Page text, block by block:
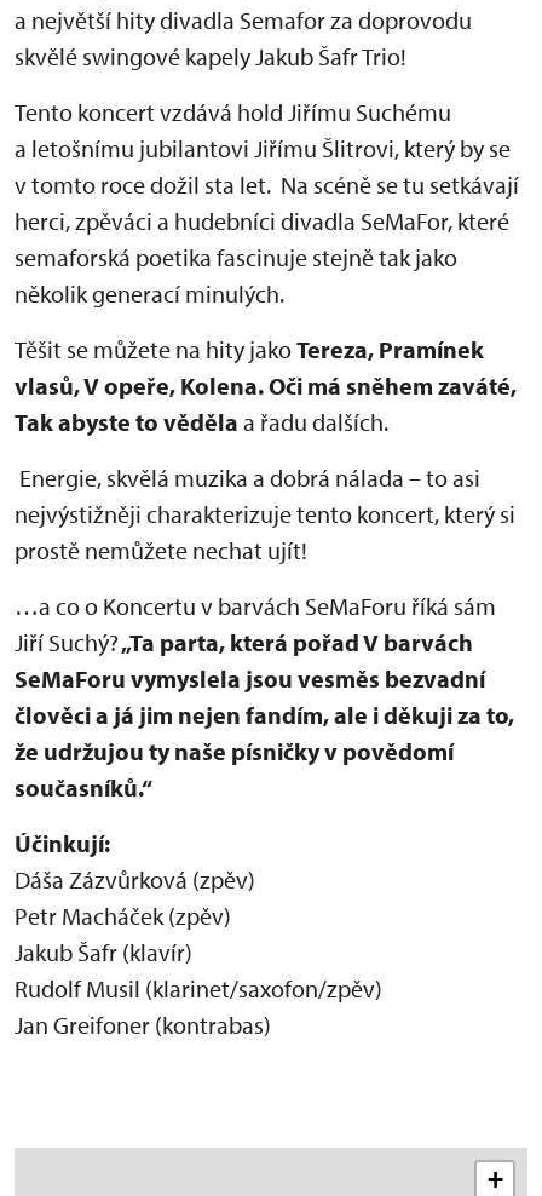
a největší hity divadla Semafor za doprovodu
skvělé swingové kapely Jakub Šafr Trio!
Tento koncert vzdává hold Jiřímu Suchému
a letošnímu jubilantovi Jiřímu Šlitrovi, který by se
v tomto roce dožil sta let. Na scéně se tu setkávají
herci, zpěváci a hudebníci divadla SeMaFor, které
semaforská poetika fascinuje stejně tak jako
několik generací minulých.
Těšit se můžete na hity jakoTereza, Pramínek
vlasů, V opeře, Kolena. Oči má sněhem zaváté,
Tak abyste to věděla a řadu dalších.
Energie, skvělá muzika a dobrá nálada – to asi
nejvýstižněji charakterizuje tento koncert, který si
prostě nemůžete nechat ujít!
…a co o Koncertu v barvách SeMaForu říká sám
Jiří Suchý?„Ta parta, která pořad V barvách
SeMaForu vymyslela jsou vesměs bezvadní
člověci a já jim nejen fandím, ale i děkuji za to,
že udržujou ty naše písničky v povědomí
současníků.“
Účinkují:
Dáša Zázvůrková (zpěv)
Petr Macháček (zpěv)
Jakub Šafr (klavír)
Rudolf Musil (klarinet/saxofon/zpěv)
Jan Greifoner (kontrabas)
+